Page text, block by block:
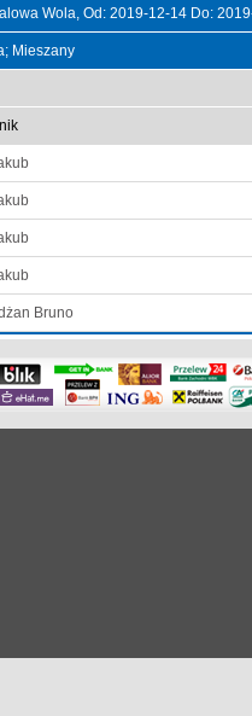
Wola, Od: 2019-12-14 Do:
Mieszany
Bruno